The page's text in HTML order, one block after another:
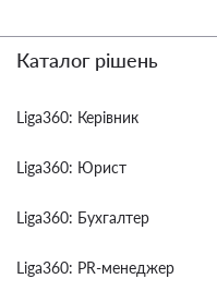
Каталог рішень
Liga360: Керівник
Liga360: Юрист
Liga360: Бухгалтер
Liga360: PR-менеджер